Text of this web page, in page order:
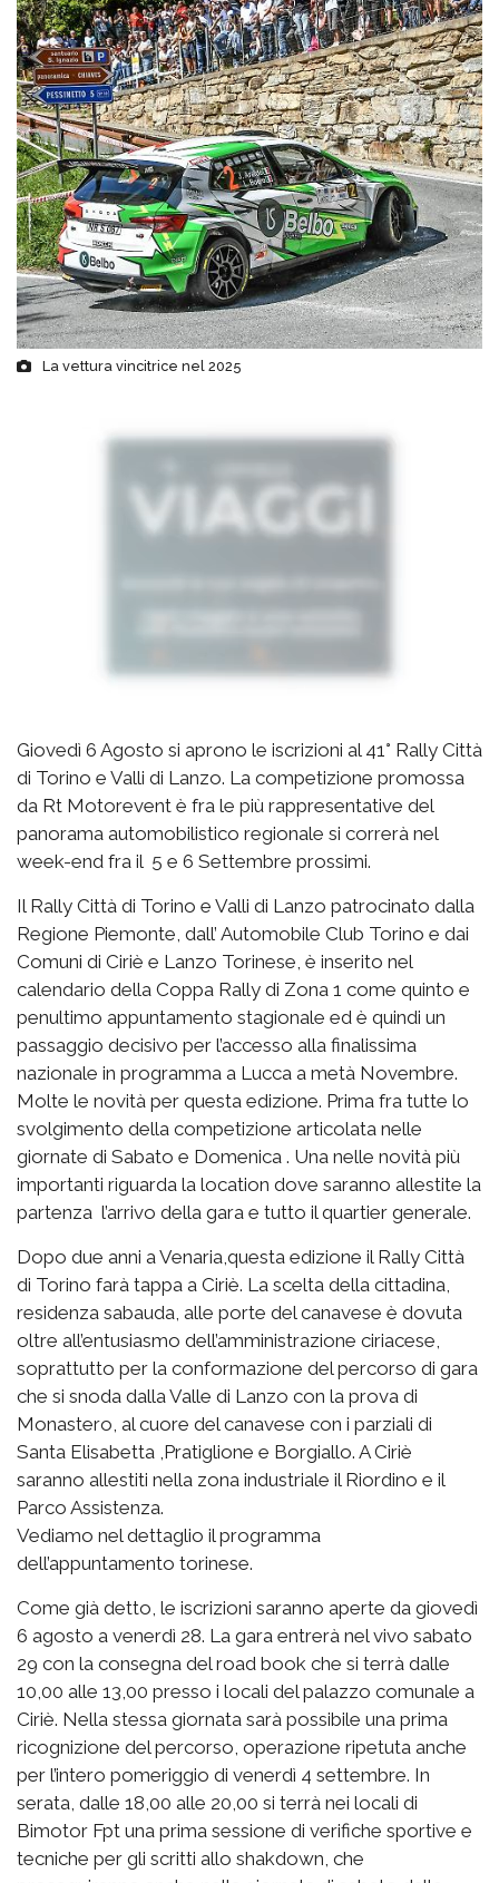
La vettura vincitrice nel 2025
Giovedì 6 Agosto si aprono le iscrizioni al 41° Rally Città
di Torino e Valli di Lanzo. La competizione promossa
da Rt Motorevent è fra le più rappresentative del
panorama automobilistico regionale si correrà nel
week-end fra il 5 e 6 Settembre prossimi.
Il Rally Città di Torino e Valli di Lanzo patrocinato dalla
Regione Piemonte, dall’ Automobile Club Torino e dai
Comuni di Ciriè e Lanzo Torinese, è inserito nel
calendario della Coppa Rally di Zona 1 come quinto e
penultimo appuntamento stagionale ed è quindi un
passaggio decisivo per l’accesso alla finalissima
nazionale in programma a Lucca a metà Novembre.
Molte le novità per questa edizione. Prima fra tutte lo
svolgimento della competizione articolata nelle
giornate di Sabato e Domenica . Una nelle novità più
importanti riguarda la location dove saranno allestite la
partenza l’arrivo della gara e tutto il quartier generale.
Dopo due anni a Venaria,questa edizione il Rally Città
di Torino farà tappa a Ciriè. La scelta della cittadina,
residenza sabauda, alle porte del canavese è dovuta
oltre all’entusiasmo dell’amministrazione ciriacese,
soprattutto per la conformazione del percorso di gara
che si snoda dalla Valle di Lanzo con la prova di
Monastero, al cuore del canavese con i parziali di
Santa Elisabetta ,Pratiglione e Borgiallo. A Ciriè
saranno allestiti nella zona industriale il Riordino e il
Parco Assistenza.
Vediamo nel dettaglio il programma
dell’appuntamento torinese.
Come già detto, le iscrizioni saranno aperte da giovedì
6 agosto a venerdì 28. La gara entrerà nel vivo sabato
29 con la consegna del road book che si terrà dalle
10,00 alle 13,00 presso i locali del palazzo comunale a
Ciriè. Nella stessa giornata sarà possibile una prima
ricognizione del percorso, operazione ripetuta anche
per l’intero pomeriggio di venerdì 4 settembre. In
serata, dalle 18,00 alle 20,00 si terrà nei locali di
Bimotor Fpt una prima sessione di verifiche sportive e
tecniche per gli scritti allo shakdown, che